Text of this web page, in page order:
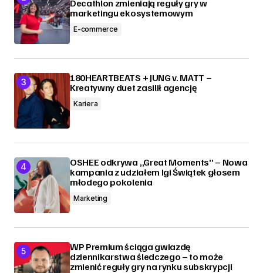
Decathlon zmieniają reguły gry w
marketingu ekosystemowym
E-commerce
180HEARTBEATS + JUNG v. MATT –
Kreatywny duet zasilił agencję
Kariera
OSHEE odkrywa „Great Moments” – Nowa
kampania z udziałem Igi Świątek głosem
młodego pokolenia
Marketing
WP Premium ściąga gwiazdę
dziennikarstwa śledczego – to może
zmienić reguły gry na rynku subskrypcji